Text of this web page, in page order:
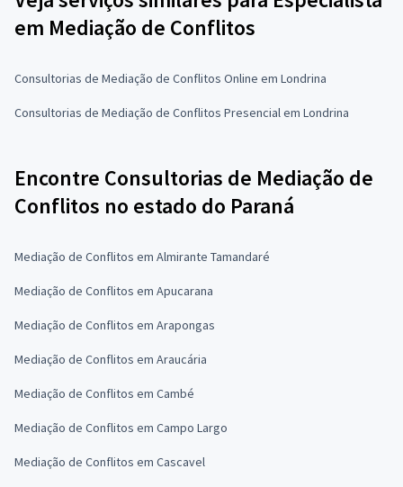
em Mediação de Conflitos
Consultorias de Mediação de Conflitos Online em Londrina
Consultorias de Mediação de Conflitos Presencial em Londrina
Encontre Consultorias de Mediação de
Conflitos no estado do Paraná
Mediação de Conflitos em Almirante Tamandaré
Mediação de Conflitos em Apucarana
Mediação de Conflitos em Arapongas
Mediação de Conflitos em Araucária
Mediação de Conflitos em Cambé
Mediação de Conflitos em Campo Largo
Mediação de Conflitos em Cascavel